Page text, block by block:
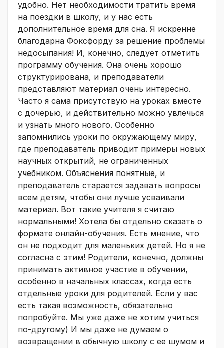
удобно. Нет необходимости тратить время
на поездки в школу, и у нас есть
дополнительное время для сна. Я искренне
благодарна Фоксфорду за решение проблемы
недосыпания! И, конечно, следует отметить
программу обучения. Она очень хорошо
структурирована, и преподаватели
представляют материал очень интересно.
Часто я сама присутствую на уроках вместе
с дочерью, и действительно можно увлечься
и узнать много нового. Особенно
запомнились уроки по окружающему миру,
где преподаватель приводит примеры новых
научных открытий, не ограниченных
учебником. Объяснения понятные, и
преподаватель старается задавать вопросы
всем детям, чтобы они лучше усваивали
материал. Вот такие учителя я считаю
нормальными! Хотела бы отдельно сказать о
формате онлайн-обучения. Есть мнение, что
он не подходит для маленьких детей. Но я не
согласна с этим! Родители, конечно, должны
принимать активное участие в обучении,
особенно в начальных классах, когда есть
отдельные уроки для родителей. Если у вас
есть такая возможность, обязательно
попробуйте. Мы уже даже не хотим учиться
по-другому) И мы даже не думаем о
возвращении в обычную школу с ее шумом и